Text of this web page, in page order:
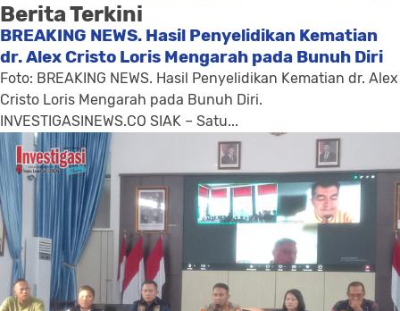
Berita Terkini
BREAKING NEWS. Hasil Penyelidikan Kematian
dr. Alex Cristo Loris Mengarah pada Bunuh Diri
Foto: BREAKING NEWS. Hasil Penyelidikan Kematian dr. Alex
Cristo Loris Mengarah pada Bunuh Diri.
INVESTIGASINEWS.CO SIAK – Satu...